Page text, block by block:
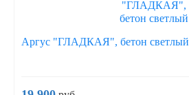
Аргус "ГЛАДКАЯ", бетон светлый